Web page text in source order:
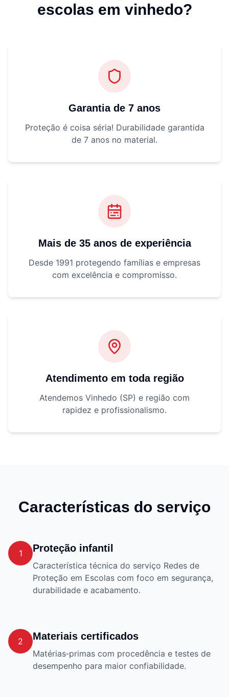
escolas em vinhedo?
Garantia de 7 anos
Proteção é coisa séria! Durabilidade garantida
de 7 anos no material.
Mais de 35 anos de experiência
Desde 1991 protegendo famílias e empresas
com excelência e compromisso.
Atendimento em toda região
Atendemos Vinhedo (SP) e região com
rapidez e profissionalismo.
Características do serviço
1 Proteção infantil
Característica técnica do serviço Redes de
Proteção em Escolas com foco em segurança,
durabilidade e acabamento.
2 Materiais certificados
Matérias‑primas com procedência e testes de
desempenho para maior confiabilidade.